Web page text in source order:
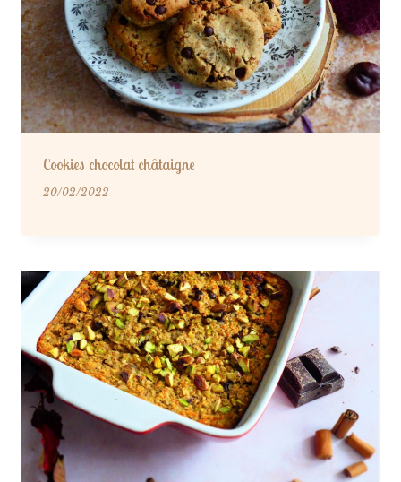
Cookies chocolat châtaigne
20/02/2022